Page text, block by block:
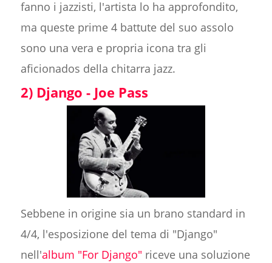
fanno i jazzisti, l'artista lo ha approfondito,
ma queste prime 4 battute del suo assolo
sono una vera e propria icona tra gli
aficionados della chitarra jazz.
2) Django - Joe Pass
Sebbene in origine sia un brano standard in
4/4, l'esposizione del tema di "Django"
nell'album "For Django" riceve una soluzione